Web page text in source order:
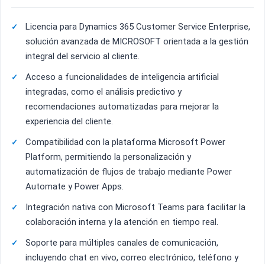
Licencia para Dynamics 365 Customer Service Enterprise,
solución avanzada de MICROSOFT orientada a la gestión
integral del servicio al cliente.
Acceso a funcionalidades de inteligencia artificial
integradas, como el análisis predictivo y
recomendaciones automatizadas para mejorar la
experiencia del cliente.
Compatibilidad con la plataforma Microsoft Power
Platform, permitiendo la personalización y
automatización de flujos de trabajo mediante Power
Automate y Power Apps.
Integración nativa con Microsoft Teams para facilitar la
colaboración interna y la atención en tiempo real.
Soporte para múltiples canales de comunicación,
incluyendo chat en vivo, correo electrónico, teléfono y